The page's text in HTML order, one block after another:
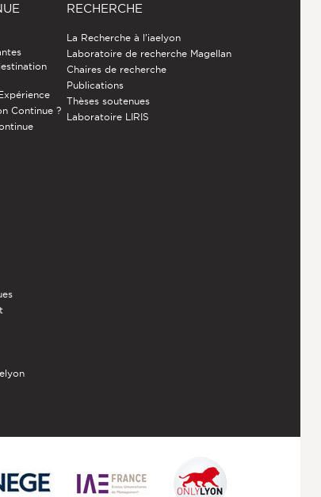
Continue ?
RECHERCHE
La Recherche à l'iaelyon
Laboratoire de recherche Magellan
Chaires de recherche
Publications
Thèses soutenues
Laboratoire LIRIS